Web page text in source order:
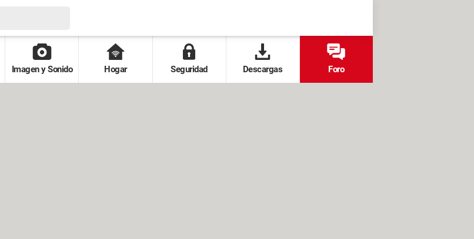
Imagen y Sonido Hogar Seguridad Descargas Foro